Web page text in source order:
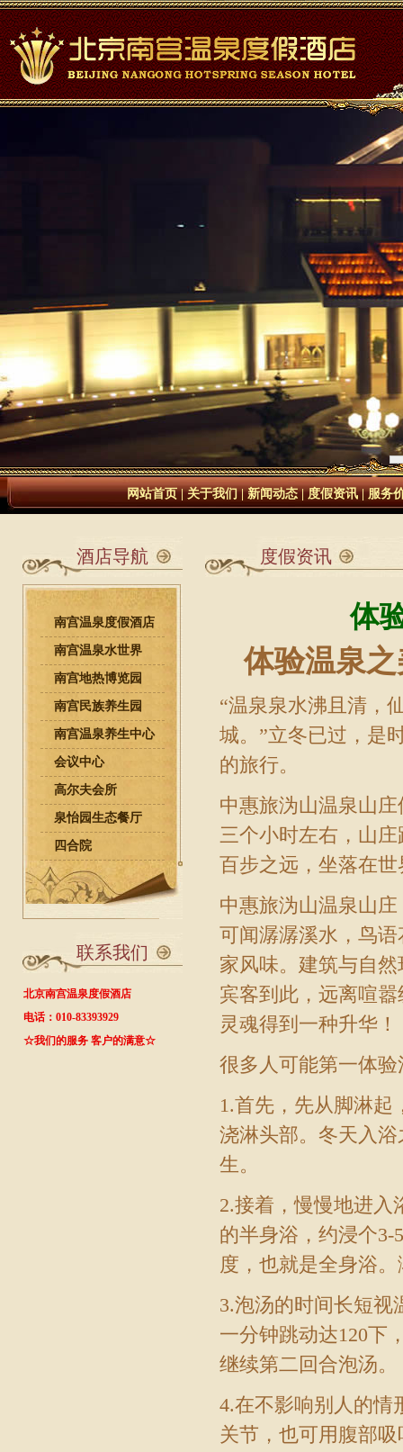
网站首页|关于我们|新闻动态|度假资讯|服务
酒店导航
南宫温泉度假酒店
南宫温泉水世界
南宫地热博览园
南宫民族养生园
南宫温泉养生中心
会议中心
高尔夫会所
泉怡园生态餐厅
四合院
联系我们
北京南宫温泉度假酒店
电话：010-83393929
☆我们的服务 客户的满意☆
度假资讯
体
体验温泉之
“温泉泉水沸且清，
城。”立冬已过，是
的旅行。
中惠旅沩山温泉山庄
三个小时左右，山
百步之远，坐落在
中惠旅沩山温泉山
可闻潺潺溪水，鸟
家风味。建筑与自
宾客到此，远离喧
灵魂得到一种升华！
很多人可能第一体
1.首先，先从脚淋
浇淋头部。冬天入
生。
2.接着，慢慢地进入
的半身浴，约浸个
度，也就是全身浴
3.泡汤的时间长短视
一分钟跳动达120下
继续第二回合泡汤。
4.在不影响别人的情
关节，也可用腹部